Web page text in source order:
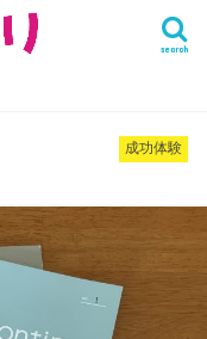
search
成功体験